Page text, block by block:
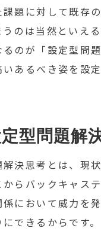
題に対して既存
のは当然といえる
のが「設定型問
あるべき姿を設
型問題解
解決思考とは、現
らバックキャス
において威力を
できるからです。